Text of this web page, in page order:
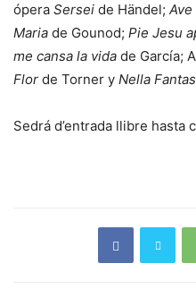
ópera Sersei de Händel; Ave
Maria de Gounod; Pie Jesu
me cansa la vida de García;
Flor de Torner y Nella
Sedrá d’entrada llibre hasta